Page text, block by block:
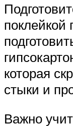
поклейкой
которая
стыки и
Важно